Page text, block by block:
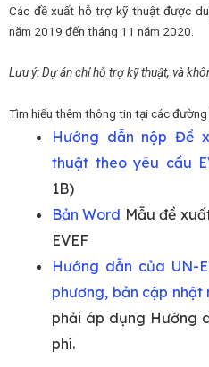
Các đề xuất hỗ trợ kỹ thuật được
năm 2019 đến tháng 11 năm 2020.
Lưu ý: Dự án chỉhỗ trợ kỹ thuật, và
Tìm hiểu thêm thông tin tại các
Hướng dẫn nộp Đề
thuật theo yêu cầu
1B)
Bản Word Mẫu đề
EVEF
Hướng dẫn của UN-
phương, bản cập nhật
phải áp dụng Hướng
phí.